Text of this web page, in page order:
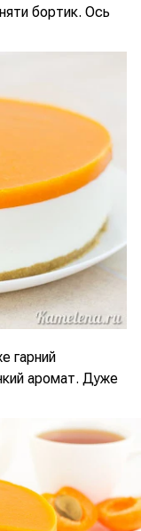
бортик. Ось
гарний
аромат. Дуже